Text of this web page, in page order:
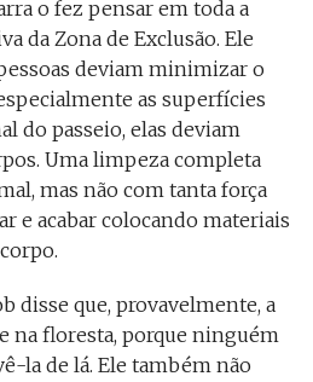
o fez pensar em toda a
da Zona de Exclusão. Ele
deviam minimizar o
as superfícies
do passeio, elas deviam
Uma limpeza completa
mas não com tanta força
e acabar colocando materiais
disse que, provavelmente, a
na floresta, porque ninguém
la de lá. Ele também não